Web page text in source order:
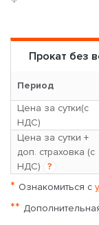
Прокат без
Период
Цена за сутки(с
НДС)
Цена за сутки +
доп. страховка (с
НДС)
?
* Ознакомиться с
**